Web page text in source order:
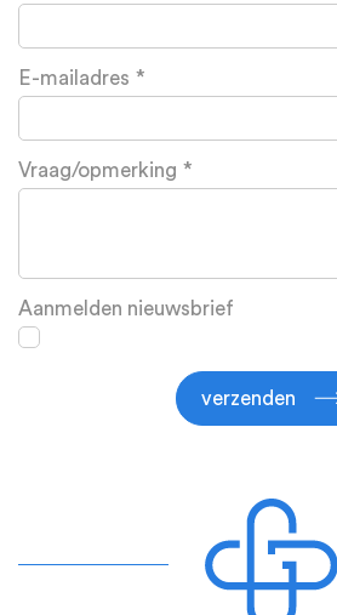
E-mailadres
Vraag/opmerking
Aanmelden nieuwsbrief
verzenden